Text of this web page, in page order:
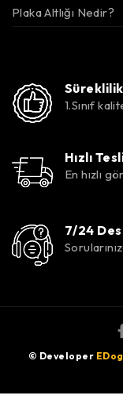
Plaka Altlığı Nedir?
Süreklilik
1.Sınıf
Hızlı
En hızlı
7/24
© Developer